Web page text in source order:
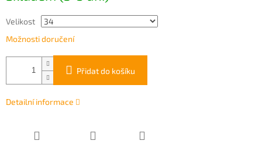
Velikost
Možnosti doručení
Přidat do košíku
Detailní informace